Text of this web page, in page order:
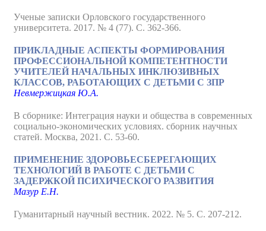
Ученые записки Орловского государственного
университета. 2017. № 4 (77). С. 362-366.
ПРИКЛАДНЫЕ АСПЕКТЫ ФОРМИРОВАНИЯ
ПРОФЕССИОНАЛЬНОЙ КОМПЕТЕНТНОСТИ
УЧИТЕЛЕЙ НАЧАЛЬНЫХ ИНКЛЮЗИВНЫХ
КЛАССОВ, РАБОТАЮЩИХ С ДЕТЬМИ С ЗПР
Невмержицкая Ю.А.
В сборнике: Интеграция науки и общества в современных
социально-экономических условиях. сборник научных
статей. Москва, 2021. С. 53-60.
ПРИМЕНЕНИЕ ЗДОРОВЬЕСБЕРЕГАЮЩИХ
ТЕХНОЛОГИЙ В РАБОТЕ С ДЕТЬМИ С
ЗАДЕРЖКОЙ ПСИХИЧЕСКОГО РАЗВИТИЯ
Мазур Е.Н.
Гуманитарный научный вестник. 2022. № 5. С. 207-212.